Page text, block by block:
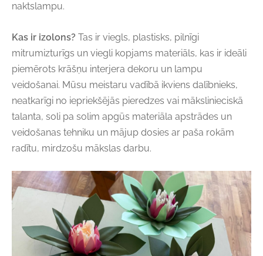
naktslampu.
Kas ir izolons? Tas ir viegls, plastisks, pilnīgi
mitrumizturīgs un viegli kopjams materiāls, kas ir ideāli
piemērots krāšņu interjera dekoru un lampu
veidošanai. Mūsu meistaru vadībā ikviens dalībnieks,
neatkarīgi no iepriekšējās pieredzes vai mākslinieciskā
talanta, soli pa solim apgūs materiāla apstrādes un
veidošanas tehniku un mājup dosies ar paša rokām
radītu, mirdzošu mākslas darbu.